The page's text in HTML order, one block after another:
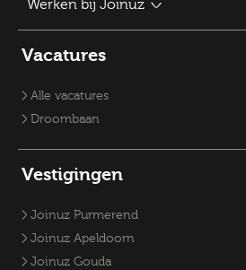
Gemeentebanen
Vacature Planoloog
Vacatures RO-adviseurs
Vacatures Fysiek Domein
Vacature klantmanager
Verzorgende IG vacatures
Werken bij Joinuz
Recruiter
Accountmanager
Vacatures
Alle vacatures
Droombaan
Vestigingen
Joinuz Purmerend
Joinuz Apeldoorn
Joinuz Gouda